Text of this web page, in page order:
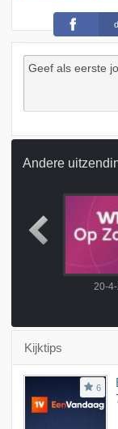
Andere
20-
Kijktips
6